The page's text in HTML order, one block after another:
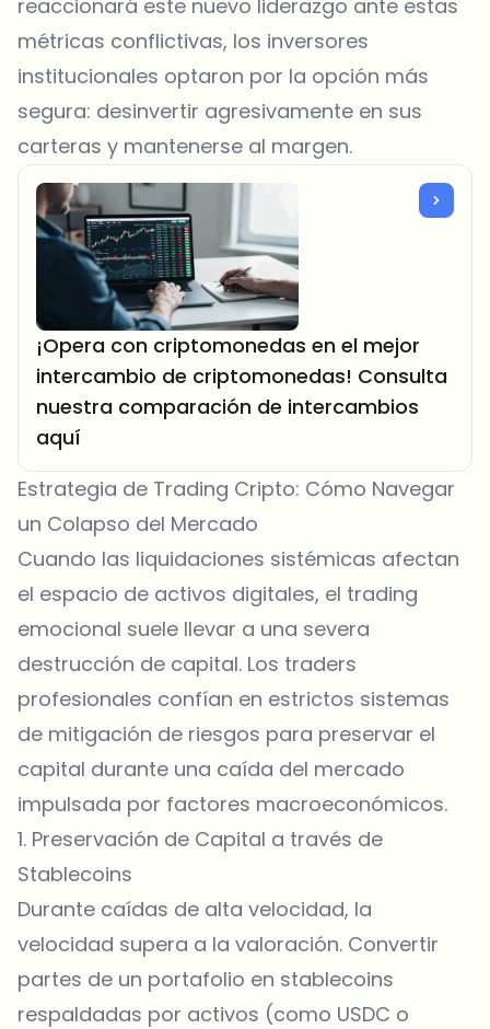
reaccionará este nuevo liderazgo ante estas
métricas conflictivas, los inversores
institucionales optaron por la opción más
segura: desinvertir agresivamente en sus
carteras y mantenerse al margen.
¡Opera con criptomonedas en el mejor
intercambio de criptomonedas! Consulta
nuestra comparación de intercambios
aquí
Estrategia de Trading Cripto: Cómo Navegar
un Colapso del Mercado
Cuando las liquidaciones sistémicas afectan
el espacio de activos digitales, el trading
emocional suele llevar a una severa
destrucción de capital. Los traders
profesionales confían en estrictos sistemas
de mitigación de riesgos para preservar el
capital durante una caída del mercado
impulsada por factores macroeconómicos.
1. Preservación de Capital a través de
Stablecoins
Durante caídas de alta velocidad, la
velocidad supera a la valoración. Convertir
partes de un portafolio en stablecoins
respaldadas por activos (como USDC o